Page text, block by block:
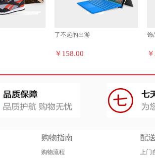
了不起的出游
￥158.00
饰
购物指南
购物流程
配
上门